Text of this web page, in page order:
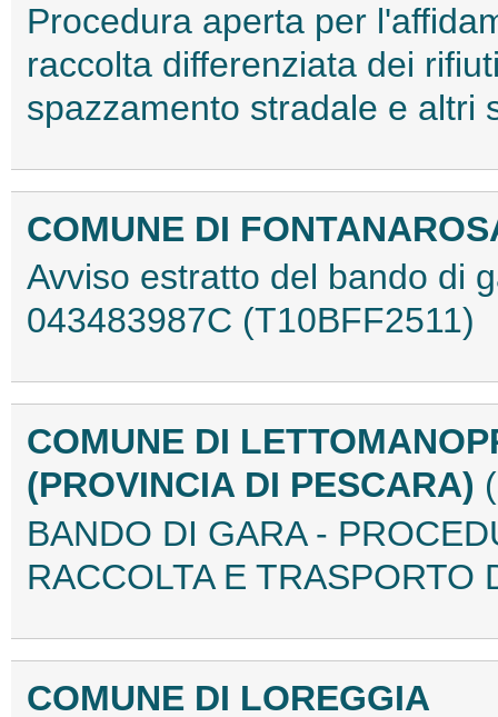
Procedura aperta per
raccolta differenziata dei
spazzamento stradale e altri
COMUNE DI
Avviso estratto del bando di
043483987C (T10BFF2511)
COMUNE DI
(PROVINCIA DI PESCARA)
BANDO DI GARA -
RACCOLTA E
COMUNE DI LOREGGIA